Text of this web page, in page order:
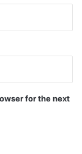
for the next